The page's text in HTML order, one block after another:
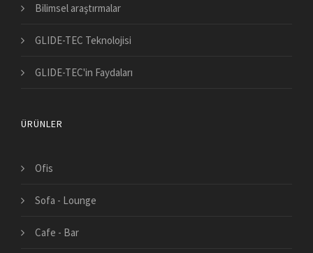
Bilimsel araştırmalar
GLIDE-TEC Teknolojisi
GLIDE-TEC'in Faydaları
ÜRÜNLER
Ofis
Sofa - Lounge
Cafe - Bar